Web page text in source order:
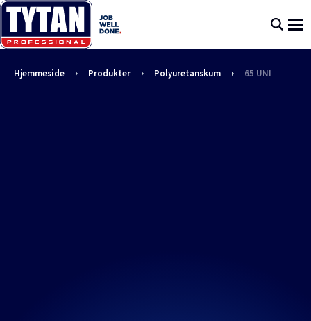
Hjemmeside Produkter Polyuretanskum 65 UNI